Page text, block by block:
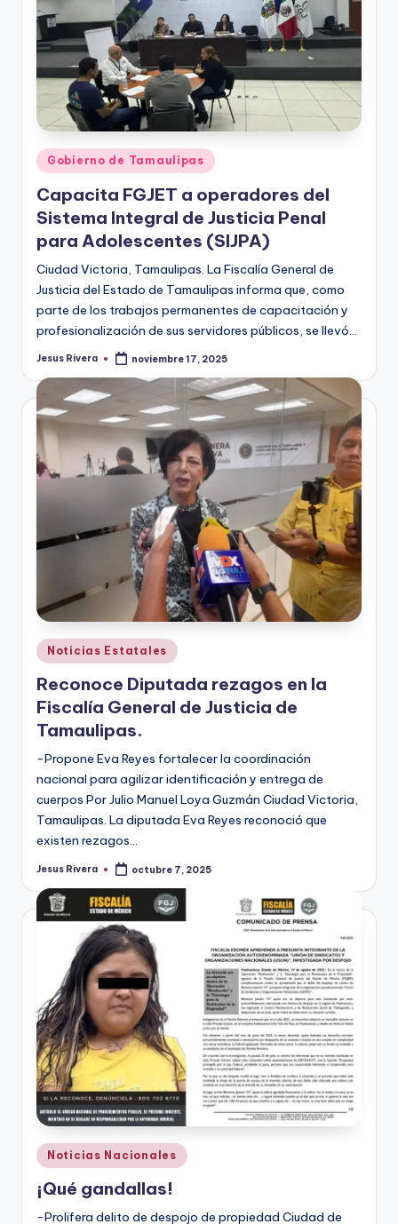
Publicado
en
Gobierno de Tamaulipas
Capacita FGJET a operadores del
Sistema Integral de Justicia Penal
para Adolescentes (SIJPA)
Ciudad Victoria, Tamaulipas. La Fiscalía General de
Justicia del Estado de Tamaulipas informa que, como
parte de los trabajos permanentes de capacitación y
profesionalización de sus servidores públicos, se llevó…
Publicado
Jesus Rivera noviembre 17, 2025
Publicado
en
Noticias Estatales
Reconoce Diputada rezagos en la
Fiscalía General de Justicia de
Tamaulipas.
-Propone Eva Reyes fortalecer la coordinación
nacional para agilizar identificación y entrega de
cuerpos Por Julio Manuel Loya Guzmán Ciudad Victoria,
Tamaulipas. La diputada Eva Reyes reconoció que
existen rezagos…
Publicado
Jesus Rivera octubre 7, 2025
Publicado
en
Noticias Nacionales
¡Qué gandallas!
-Prolifera delito de despojo de propiedad Ciudad de